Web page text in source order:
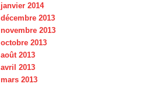
janvier 2014
décembre 2013
novembre 2013
octobre 2013
août 2013
avril 2013
mars 2013